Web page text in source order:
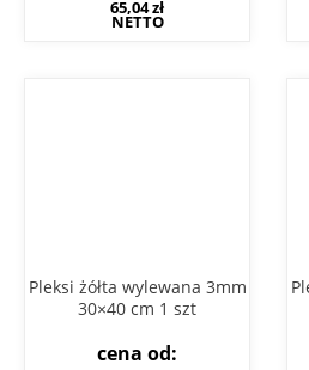
65,04zł
NETTO
Pleksi żółta wylewana 3mm
30×40 cm 1 szt
cena od: